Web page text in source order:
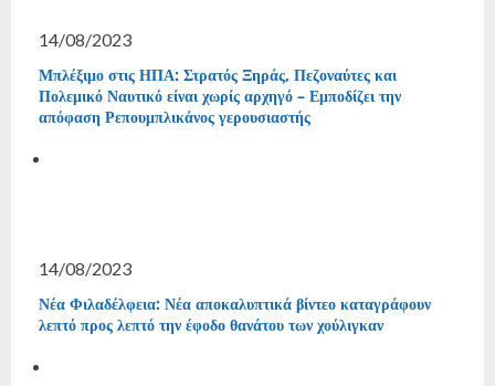
14/08/2023
Μπλέξιμο στις ΗΠΑ: Στρατός Ξηράς, Πεζοναύτες και
Πολεμικό Ναυτικό είναι χωρίς αρχηγό – Εμποδίζει την
απόφαση Ρεπουμπλικάνος γερουσιαστής
14/08/2023
Νέα Φιλαδέλφεια: Νέα αποκαλυπτικά βίντεο καταγράφουν
λεπτό προς λεπτό την έφοδο θανάτου των χούλιγκαν